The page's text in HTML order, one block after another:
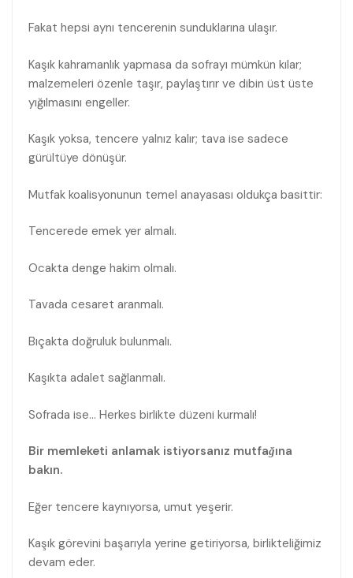
Fakat hepsi aynı tencerenin sunduklarına ulaşır.
Kaşık kahramanlık yapmasa da sofrayı mümkün kılar;
malzemeleri özenle taşır, paylaştırır ve dibin üst üste
yığılmasını engeller.
Kaşık yoksa, tencere yalnız kalır; tava ise sadece
gürültüye dönüşür.
Mutfak koalisyonunun temel anayasası oldukça basittir:
Tencerede emek yer almalı.
Ocakta denge hakim olmalı.
Tavada cesaret aranmalı.
Bıçakta doğruluk bulunmalı.
Kaşıkta adalet sağlanmalı.
Sofrada ise… Herkes birlikte düzeni kurmalı!
Bir memleketi anlamak istiyorsanız mutfağına
bakın.
Eğer tencere kaynıyorsa, umut yeşerir.
Kaşık görevini başarıyla yerine getiriyorsa, birlikteliğimiz
devam eder.